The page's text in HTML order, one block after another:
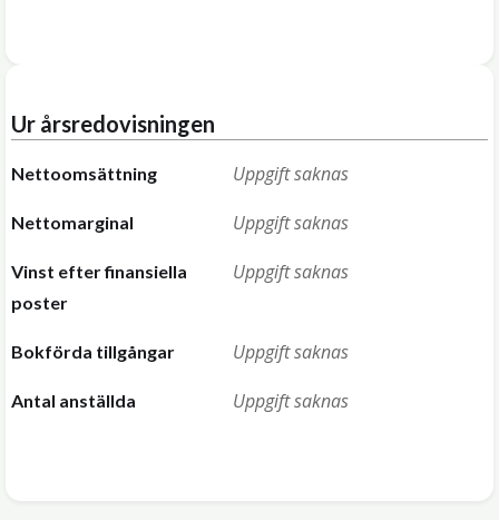
Ur årsredovisningen
Nettoomsättning Uppgift saknas
Nettomarginal Uppgift saknas
Vinst efter finansiella
poster
Uppgift saknas
Bokförda tillgångar Uppgift saknas
Antal anställda Uppgift saknas